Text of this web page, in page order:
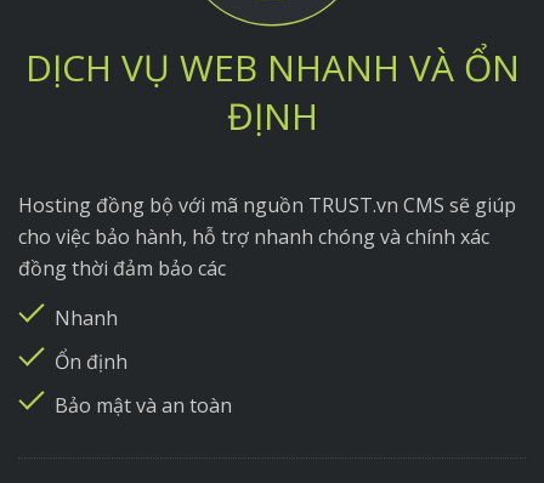
DỊCH VỤ WEB NHANH VÀ ỔN
ĐỊNH
Hosting đồng bộ với mã nguồn TRUST.vn CMS sẽ giúp
cho việc bảo hành, hỗ trợ nhanh chóng và chính xác
đồng thời đảm bảo các
Nhanh
Ổn định
Bảo mật và an toàn